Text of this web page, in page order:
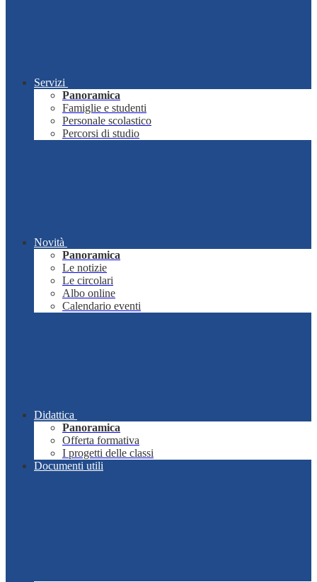
Servizi
Panoramica
Famiglie e studenti
Personale scolastico
Percorsi di studio
Novità
Panoramica
Le notizie
Le circolari
Albo online
Calendario eventi
Didattica
Panoramica
Offerta formativa
I progetti delle classi
Documenti utili